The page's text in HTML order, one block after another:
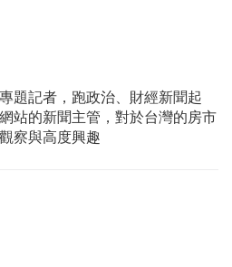
題記者，跑政治、財經新聞起
站的新聞主管，對於台灣的房市
察與高度興趣